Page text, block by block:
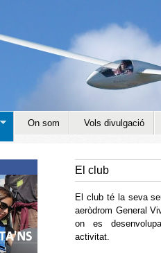
El club
El club té la seva
aeròdrom General
on es
activitat.
On som Vols divulgació